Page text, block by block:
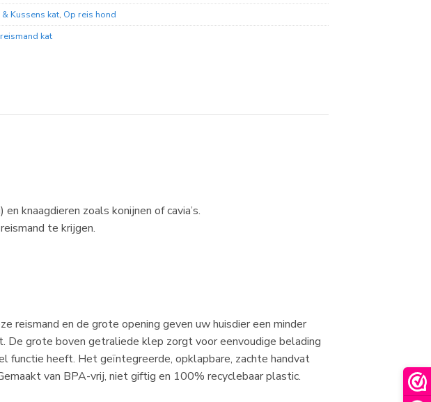
Kussens kat, Op reis hond
reismand kat
knaagdieren zoals konijnen of cavia’s.
te krijgen.
reismand en de grote opening geven uw huisdier een minder
grote boven getraliede klep zorgt voor eenvoudige belading
functie heeft. Het geïntegreerde, opklapbare, zachte handvat
van BPA-vrij, niet giftig en 100% recyclebaar plastic.